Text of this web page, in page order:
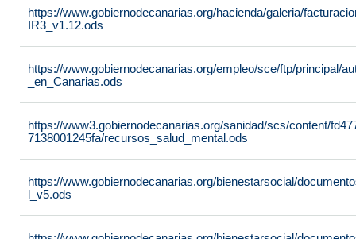
https://www.gobiernodecanarias.org/hacienda/galeria/
IR3_v1.12.ods
https://www.gobiernodecanarias.org/empleo/sce/ftp/principal/
_en_Canarias.ods
https://www3.gobiernodecanarias.org/sanidad/scs/content/
7138001245fa/recursos_salud_mental.ods
https://www.gobiernodecanarias.org/bienestarsocial/
l_v5.ods